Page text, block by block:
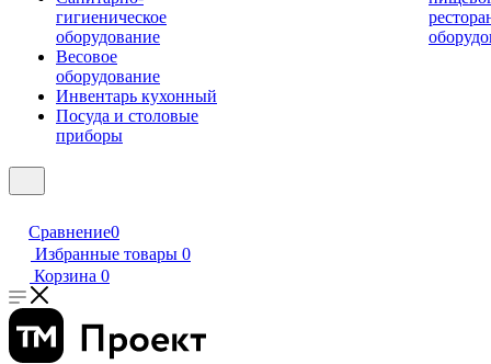
гигиеническое
оборудование
Весовое
оборудование
Инвентарь кухонный
Посуда и столовые
приборы
Сравнение0
Избранные товары 0
Корзина 0